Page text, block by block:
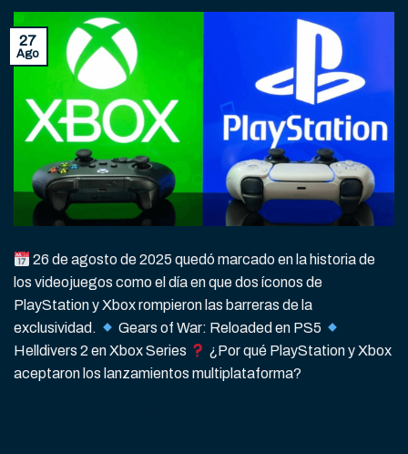
27
Ago
26 de agosto de 2025 quedó marcado en la historia de
los videojuegos como el día en que dos íconos de
PlayStation y Xbox rompieron las barreras de la
exclusividad.
Gears of War: Reloaded en PS5
Helldivers 2 en Xbox Series
¿Por qué PlayStation y Xbox
aceptaron los lanzamientos multiplataforma?